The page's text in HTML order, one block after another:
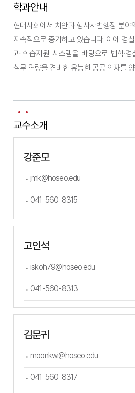
학과안내
현대사회에서 치안과 형사사법행정 분
지속적으로 증가하고 있습니다. 이에 경
과 학습지원 시스템을 바탕으로 법학·경
실무 역량을 겸비한 유능한 공공 인재를
교수소개
강준모
jmk@hoseo.edu
041-560-8315
고인석
iskoh79@hoseo.edu
041-560-8313
김문귀
moonkwi@hoseo.edu
041-560-8317